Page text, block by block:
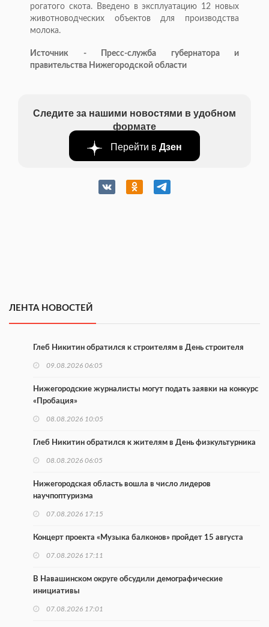
рогатого скота. Введено в эксплуатацию 12 новых
животноводческих объектов для производства
молока.
Источник - Пресс-служба губернатора и
правительства Нижегородской области
Следите за нашими новостями в удобном
формате
Перейти в Дзен
ЛЕНТА НОВОСТЕЙ
Глеб Никитин обратился к строителям в День строителя
09.08.2026 06:05
Нижегородские журналисты могут подать заявки на конкурс
«Пробация»
08.08.2026 10:05
Глеб Никитин обратился к жителям в День физкультурника
08.08.2026 06:05
Нижегородская область вошла в число лидеров
научпоптуризма
07.08.2026 17:15
Концерт проекта «Музыка балконов» пройдет 15 августа
07.08.2026 17:11
В Навашинском округе обсудили демографические
инициативы
07.08.2026 17:01